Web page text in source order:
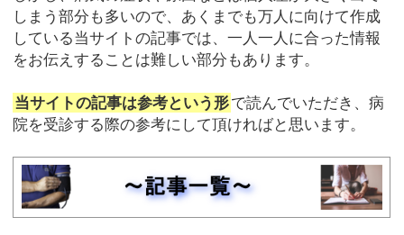
しまう部分も多いので、あくまでも万人に向けて作成
している当サイトの記事では、一人一人に合った情報
をお伝えすることは難しい部分もあります。
当サイトの記事は参考という形で読んでいただき、病
院を受診する際の参考にして頂ければと思います。